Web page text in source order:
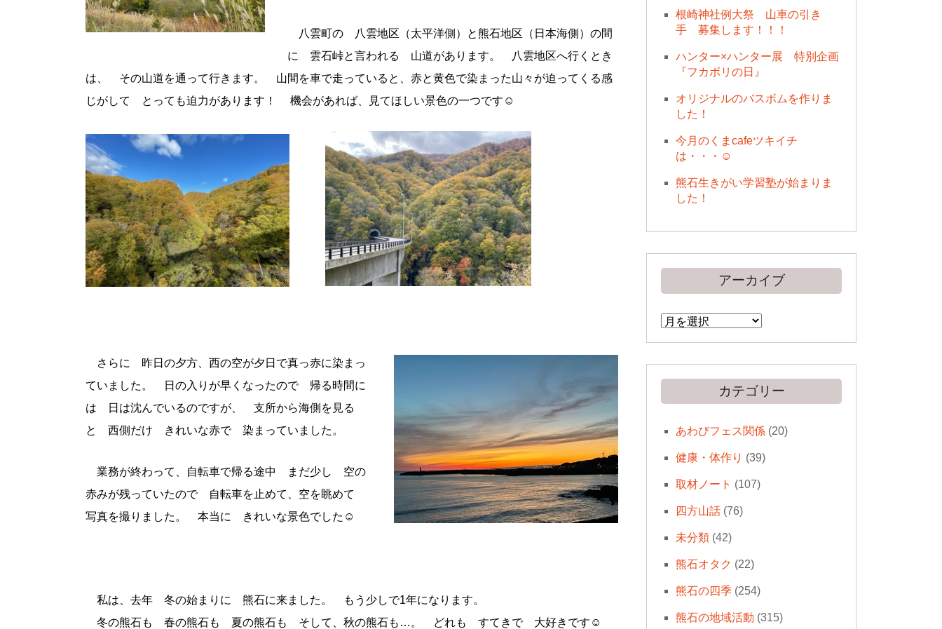
八雲町の 八雲地区（太平洋側）と熊石地区（日本海側）の間
に 雲石峠と言われる 山道があります。 八雲地区へ行くとき
は、 その山道を通って行きます。 山間を車で走っていると、赤と黄色で染まった山々が迫ってくる感
じがして とっても迫力があります！ 機会があれば、見てほしい景色の一つです☺
さらに 昨日の夕方、西の空が夕日で真っ赤に染まっ
ていました。 日の入りが早くなったので 帰る時間に
は 日は沈んでいるのですが、 支所から海側を見る
と 西側だけ きれいな赤で 染まっていました。
業務が終わって、自転車で帰る途中 まだ少し 空の
赤みが残っていたので 自転車を止めて、空を眺めて
写真を撮りました。 本当に きれいな景色でした☺
私は、去年 冬の始まりに 熊石に来ました。 もう少しで1年になります。
冬の熊石も 春の熊石も 夏の熊石も そして、秋の熊石も…。 どれも すてきで 大好きです☺
根崎神社例大祭 山車の引き
手 募集します！！！
ハンター×ハンター展 特別企画
『フカボリの日』
オリジナルのバスボムを作りま
した！
今月のくまcafeツキイチ
は・・・☺
熊石生きがい学習塾が始まりま
した！
アーカイブ
ア
ー
カ
カテゴリー
あわびフェス関係(20)
健康・体作り (39)
取材ノート (107)
四方山話(76)
未分類(42)
熊石オタク (22)
熊石の四季(254)
熊石の地域活動 (315)